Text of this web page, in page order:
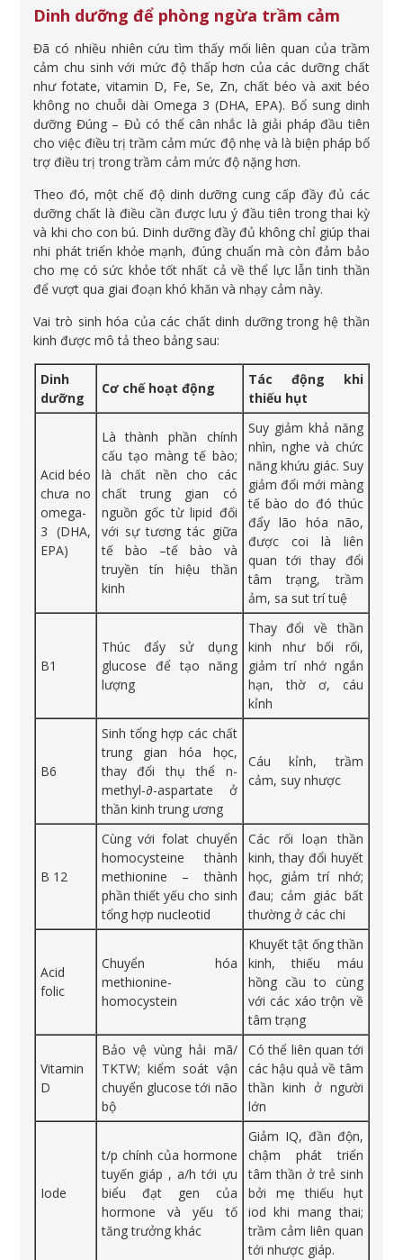
Dinh dưỡng để phòng ngừa trầm cảm
Đã có nhiều nhiên cứu tìm thấy mối liên quan của trầm
cảm chu sinh với mức độ thấp hơn của các dưỡng chất
như fotate, vitamin D, Fe, Se, Zn, chất béo và axit béo
không no chuỗi dài Omega 3 (DHA, EPA). Bổ sung dinh
dưỡng Đúng – Đủ có thể cân nhắc là giải pháp đầu tiên
cho việc điều trị trầm cảm mức độ nhẹ và là biện pháp bổ
trợ điều trị trong trầm cảm mức độ nặng hơn.
Theo đó, một chế độ dinh dưỡng cung cấp đầy đủ các
dưỡng chất là điều cần được lưu ý đầu tiên trong thai kỳ
và khi cho con bú. Dinh dưỡng đầy đủ không chỉ giúp thai
nhi phát triển khỏe mạnh, đúng chuẩn mà còn đảm bảo
cho mẹ có sức khỏe tốt nhất cả về thể lực lẫn tinh thần
để vượt qua giai đoạn khó khăn và nhạy cảm này.
Vai trò sinh hóa của các chất dinh dưỡng trong hệ thần
kinh được mô tả theo bảng sau:
Dinh
dưỡng
Cơ chế hoạt động
Tác động khi
thiếu hụt
Acid béo
chưa no
omega-
3 (DHA,
EPA)
Là thành phần chính
cấu tạo màng tế bào;
là chất nền cho các
chất trung gian có
nguồn gốc từ lipid đối
với sự tương tác giữa
tế bào –tế bào và
truyền tín hiệu thần
kinh
Suy giảm khả năng
nhìn, nghe và chức
năng khứu giác. Suy
giảm đổi mới màng
tế bào do đó thúc
đẩy lão hóa não,
được coi là liên
quan tới thay đổi
tâm trạng, trầm
ảm, sa sut trí tuệ
B1
Thúc đẩy sử dụng
glucose để tạo năng
lượng
Thay đổi về thần
kinh như bối rối,
giảm trí nhớ ngắn
hạn, thờ ơ, cáu
kỉnh
B6
Sinh tổng hợp các chất
trung gian hóa học,
thay đổi thụ thể n-
methyl-∂-aspartate ở
thần kinh trung ương
Cáu kỉnh, trầm
cảm, suy nhược
B 12
Cùng với folat chuyển
homocysteine thành
methionine – thành
phần thiết yếu cho sinh
tổng hợp nucleotid
Các rối loạn thần
kinh, thay đổi huyết
học, giảm trí nhớ;
đau; cảm giác bất
thường ở các chi
Acid
folic
Chuyển hóa
methionine-
homocystein
Khuyết tật ống thần
kinh, thiếu máu
hồng cầu to cùng
với các xáo trộn về
tâm trạng
Vitamin
D
Bảo vệ vùng hải mã/
TKTW; kiểm soát vận
chuyển glucose tới não
bộ
Có thể liên quan tới
các hậu quả về tâm
thần kinh ở người
lớn
Iode
t/p chính của hormone
tuyến giáp , a/h tới ựu
biểu đạt gen của
hormone và yếu tố
tăng trưởng khác
Giảm IQ, đần độn,
chậm phát triển
tâm thần ở trẻ sinh
bởi mẹ thiếu hụt
iod khi mang thai;
trầm cảm liên quan
tới nhược giáp.